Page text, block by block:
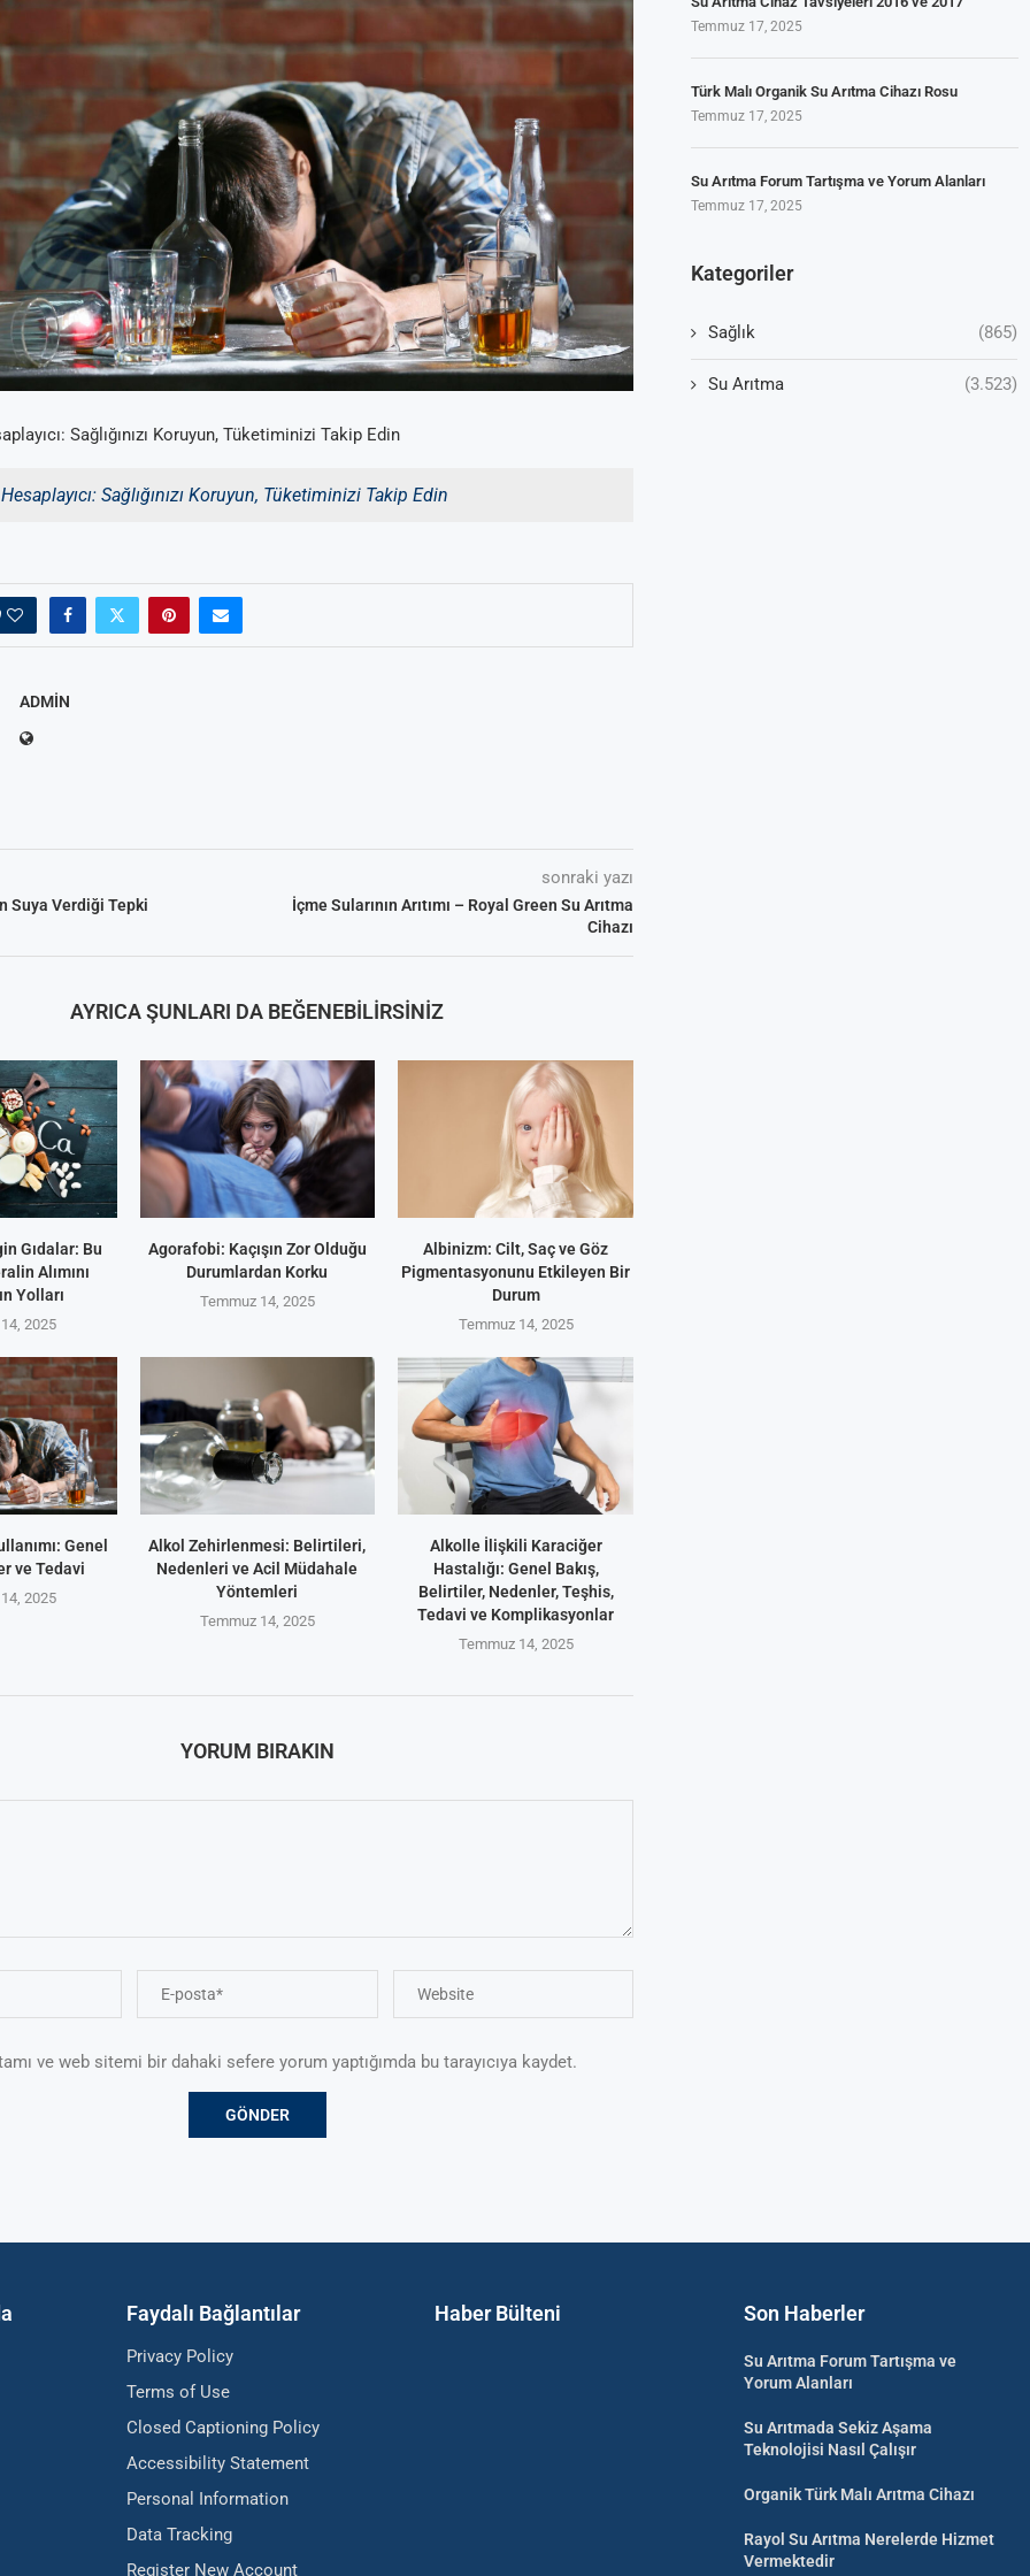
Sağlığınızı Koruyun, Tüketiminizi Takip Edin
Sağlığınızı Koruyun, Tüketiminizi Takip Edin
ADMIN
Suya Verdiği Tepki
sonraki yazı
İçme Sularının Arıtımı – Royal Green Su Arıtma
Cihazı
AYRICA ŞUNLARI DA BEĞENEBILIRSINIZ
Gıdalar: Bu
Alımını
Yolları
2025
Agorafobi: Kaçışın Zor Olduğu
Durumlardan Korku
Temmuz 14, 2025
Albinizm: Cilt, Saç ve Göz
Pigmentasyonunu Etkileyen Bir
Durum
Temmuz 14, 2025
Genel
ve Tedavi
2025
Alkol Zehirlenmesi: Belirtileri,
Nedenleri ve Acil Müdahale
Yöntemleri
Temmuz 14, 2025
Alkolle İlişkili Karaciğer
Hastalığı: Genel Bakış,
Belirtiler, Nedenler, Teşhis,
Tedavi ve Komplikasyonlar
Temmuz 14, 2025
YORUM BIRAKIN
ve web sitemi bir dahaki sefere yorum yaptığımda bu tarayıcıya kaydet.
Temmuz 17, 2025
Türk Malı Organik Su Arıtma Cihazı Rosu
Temmuz 17, 2025
Su Arıtma Forum Tartışma ve Yorum Alanları
Temmuz 17, 2025
Kategoriler
Sağlık (865)
Su Arıtma (3.523)
Tavsiyeleri
Su Arıtma
Tartışma ve
Faydalı Bağlantılar
Privacy Policy
Terms of Use
Closed Captioning Policy
Accessibility Statement
Personal Information
Data Tracking
Register New Account
Haber Bülteni Son Haberler
Su Arıtma Forum Tartışma ve
Yorum Alanları
Su Arıtmada Sekiz Aşama
Teknolojisi Nasıl Çalışır
Organik Türk Malı Arıtma Cihazı
Rayol Su Arıtma Nerelerde Hizmet
Vermektedir